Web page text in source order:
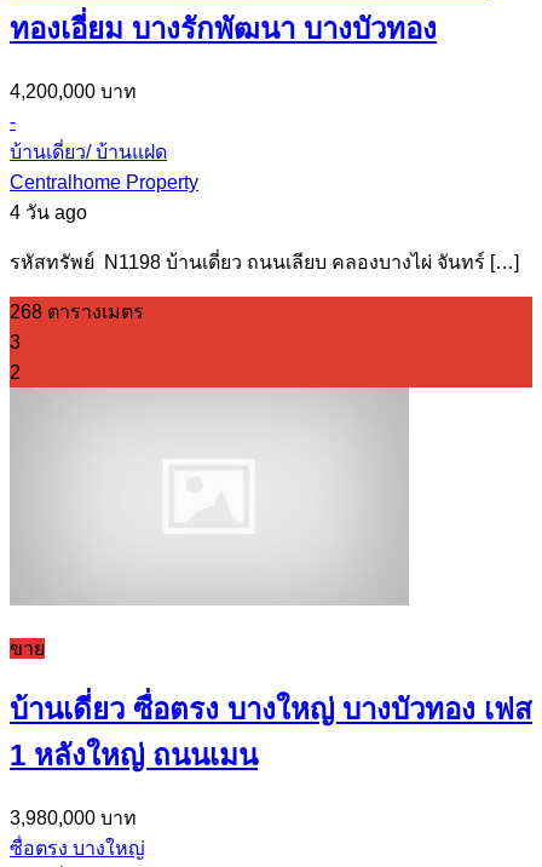
ทองเอี่ยม บางรักพัฒนา บางบัวทอง
4,200,000 บาท
-
บ้านเดี่ยว/ บ้านแฝด
Centralhome Property
4 วัน ago
รหัสทรัพย์ N1198 บ้านเดี่ยว ถนนเลียบ คลองบางไผ่ จันทร์ […]
268 ตารางเมตร
3
2
ขาย
บ้านเดี่ยว ซื่อตรง บางใหญ่ บางบัวทอง เฟส
1 หลังใหญ่ ถนนเมน
3,980,000 บาท
ซื่อตรง บางใหญ่